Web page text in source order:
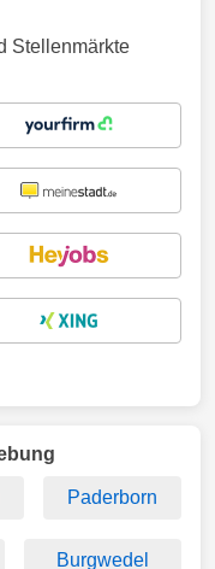
Stellenmärkte
Paderborn
Burgwedel